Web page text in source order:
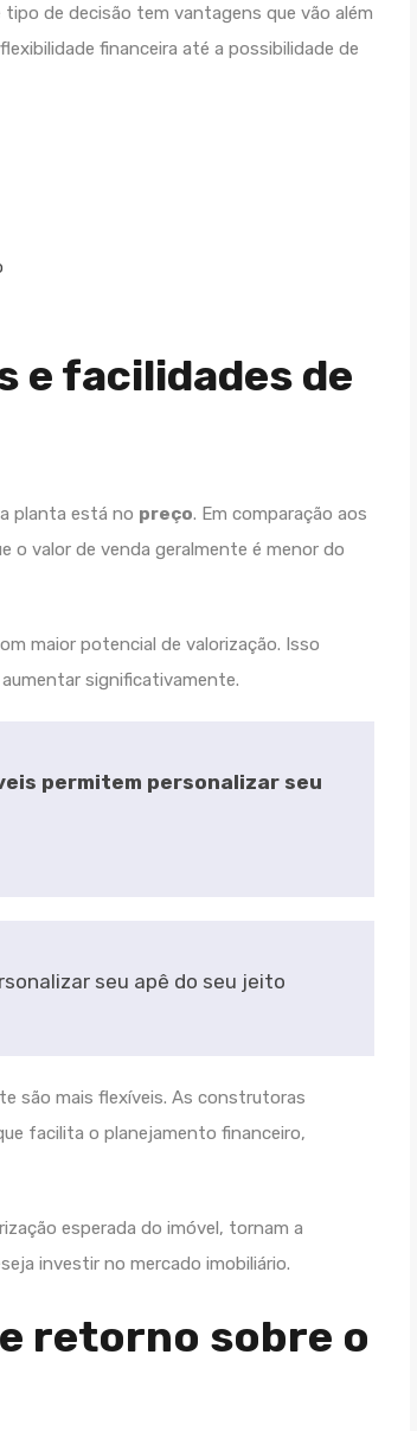
tipo de decisão tem vantagens que vão além
financeira até a possibilidade de
e facilidades de
planta está no preço. Em comparação aos
o valor de venda geralmente é menor do
maior potencial de valorização. Isso
significativamente.
permitem personalizar seu
seu apê do seu jeito
são mais flexíveis. As construtoras
facilita o planejamento financeiro,
esperada do imóvel, tornam a
investir no mercado imobiliário.
retorno sobre o